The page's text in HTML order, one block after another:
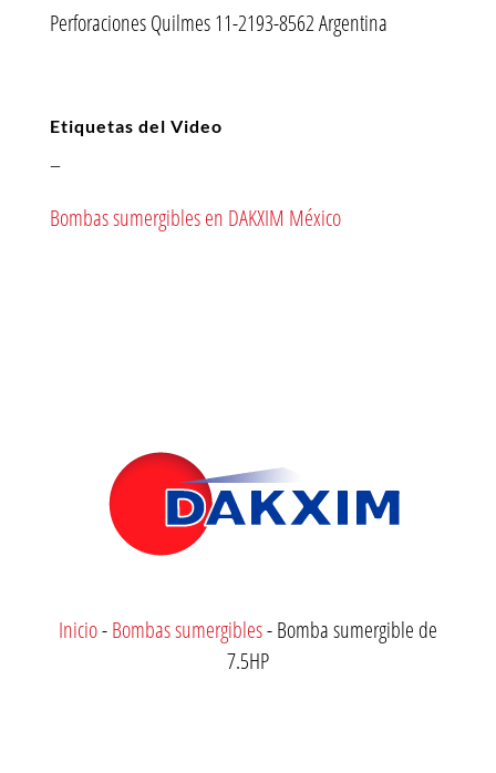
Perforaciones Quilmes 11-2193-8562 Argentina
Etiquetas del Video
–
Bombas sumergibles en DAKXIM México
Inicio-Bombas sumergibles-Bomba sumergible de
7.5HP